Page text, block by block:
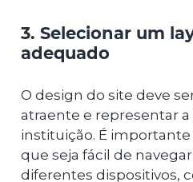
3. Selecionar um
adequado
O design do site deve
atraente e representar
instituição. É
que seja fácil de
diferentes dispositivos,